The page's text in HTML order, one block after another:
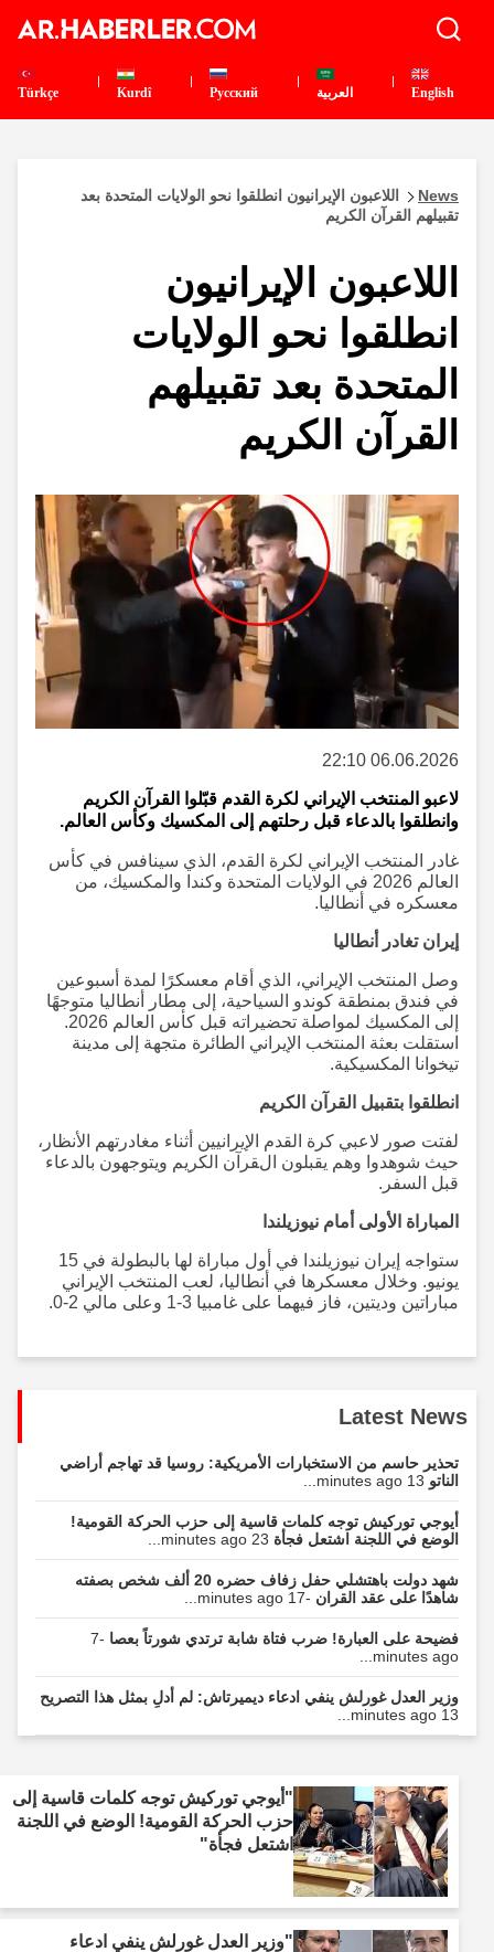
English العربية Pусский
Kurdî
Türkçe
News
اللاعبون الإيرانيون انطلقوا نحو الولايات المتحدة بعد
تقبيلهم القرآن الكريم
اللاعبون الإيرانيون
انطلقوا نحو الولايات
المتحدة بعد تقبيلهم
القرآن الكريم
06.06.2026 22:10
لاعبو المنتخب الإيراني لكرة القدم قبّلوا القرآن الكريم
وانطلقوا بالدعاء قبل رحلتهم إلى المكسيك وكأس العالم.
غادر المنتخب الإيراني لكرة القدم، الذي سينافس في كأس
العالم 2026 في الولايات المتحدة وكندا والمكسيك، من
معسكره في أنطاليا.
إيران تغادر أنطاليا
وصل المنتخب الإيراني، الذي أقام معسكرًا لمدة أسبوعين
في فندق بمنطقة كوندو السياحية، إلى مطار أنطاليا متوجهًا
إلى المكسيك لمواصلة تحضيراته قبل كأس العالم 2026.
استقلت بعثة المنتخب الإيراني الطائرة متجهة إلى مدينة
تيخوانا المكسيكية.
انطلقوا بتقبيل القرآن الكريم
لفتت صور لاعبي كرة القدم الإيرانيين أثناء مغادرتهم الأنظار،
حيث شوهدوا وهم يقبلون القرآن الكريم ويتوجهون بالدعاء
قبل السفر.
المباراة الأولى أمام نيوزيلندا
ستواجه إيران نيوزيلندا في أول مباراة لها بالبطولة في 15
يونيو. وخلال معسكرها في أنطاليا، لعب المنتخب الإيراني
مباراتين وديتين، فاز فيهما على غامبيا 3-1 وعلى مالي 2-0.
Latest News
تحذير حاسم من الاستخبارات الأمريكية: روسيا قد تهاجم أراضي
الناتو13 minutes ago...
أيوجي توركيش توجه كلمات قاسية إلى حزب الحركة القومية!
الوضع في اللجنة اشتعل فجأة23 minutes ago...
شهد دولت باهتشلي حفل زفاف حضره 20 ألف شخص بصفته
شاهدًا على عقد القران -17 minutes ago...
فضيحة على العبارة! ضرب فتاة شابة ترتدي شورتاً بعصا -7
minutes ago...
وزير العدل غورلش ينفي ادعاء ديميرتاش: لم أدلِ بمثل هذا التصريح
"أيوجي توركيش توجه كلمات قاسية إلى
حزب الحركة القومية! الوضع في اللجنة
اشتعل فجأة"
"وزير العدل غورلش ينفي ادعاء